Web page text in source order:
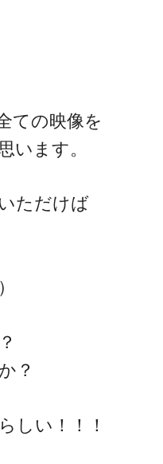
ての映像を
います。
ただけば
？
しい！！！